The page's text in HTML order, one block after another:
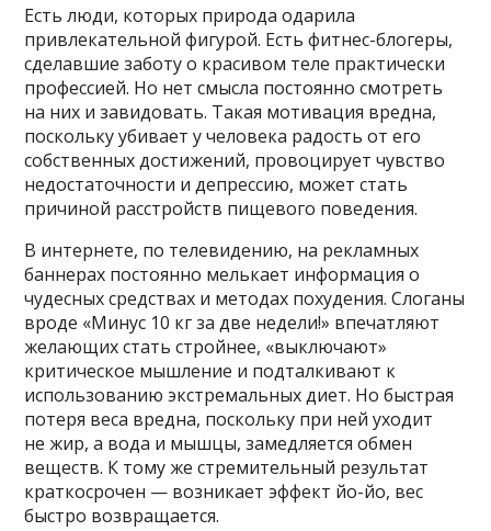
Есть люди, которых природа одарила
привлекательной фигурой. Есть фитнес-блогеры,
сделавшие заботу о красивом теле практически
профессией. Но нет смысла постоянно смотреть
на них и завидовать. Такая мотивация вредна,
поскольку убивает у человека радость от его
собственных достижений, провоцирует чувство
недостаточности и депрессию, может стать
причиной расстройств пищевого поведения.
В интернете, по телевидению, на рекламных
баннерах постоянно мелькает информация о
чудесных средствах и методах похудения. Слоганы
вроде «Минус 10 кг за две недели!» впечатляют
желающих стать стройнее, «выключают»
критическое мышление и подталкивают к
использованию экстремальных диет. Но быстрая
потеря веса вредна, поскольку при ней уходит
не жир, а вода и мышцы, замедляется обмен
веществ. К тому же стремительный результат
краткосрочен — возникает эффект йо-йо, вес
быстро возвращается.